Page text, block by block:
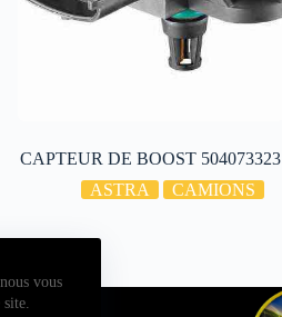
vous
site.
CAPTEUR DE BOOST 504073323
ASTRA
CAMIONS